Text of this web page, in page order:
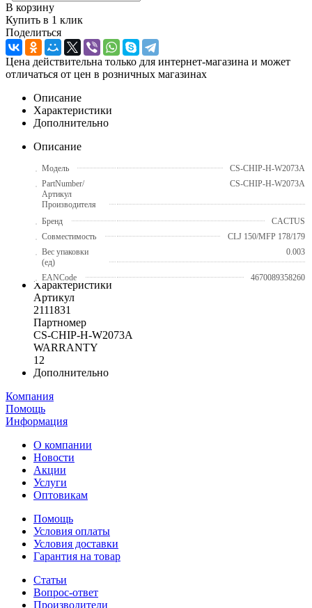
В корзину
Купить в 1 клик
Поделиться
Цена действительна только для интернет-магазина и может
отличаться от цен в розничных магазинах
Описание
Характеристики
Дополнительно
Описание
Модель
CS-CHIP-H-W2073A
PartNumber/
Артикул
Производителя
CS-CHIP-H-W2073A
Бренд
CACTUS
Совместимость
CLJ 150/MFP 178/179
Вес упаковки
(ед)
0.003
EANCode 4670089358260
Характеристики
Артикул
2111831
Партномер
CS-CHIP-H-W2073A
WARRANTY
12
Дополнительно
Компания
Помощь
Информация
О компании
Новости
Акции
Услуги
Оптовикам
Помощь
Условия оплаты
Условия доставки
Гарантия на товар
Статьи
Вопрос-ответ
Производители